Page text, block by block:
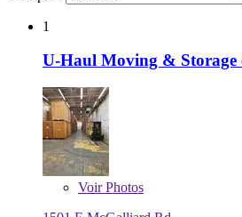
1
U-Haul Moving & Storage
VoirPhotos